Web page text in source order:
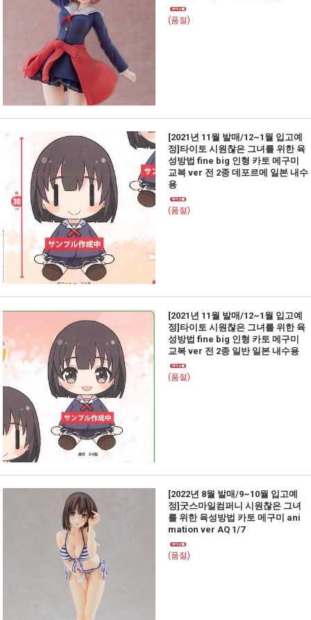
(품절)
[2021년 11월 발매/12~1월 입고예
정]타이토 시원찮은 그녀를 위한 육
성방법 fine big 인형 카토 메구미
교복 ver 전 2종 데포르메 일본 내수
용
(품절)
[2021년 11월 발매/12~1월 입고예
정]타이토 시원찮은 그녀를 위한 육
성방법 fine big 인형 카토 메구미
교복 ver 전 2종 일반 일본 내수용
(품절)
[2022년 8월 발매/9~10월 입고예
정]굿스마일컴퍼니 시원찮은 그녀
를 위한 육성방법 카토 메구미 ani
mation ver AQ 1/7
(품절)